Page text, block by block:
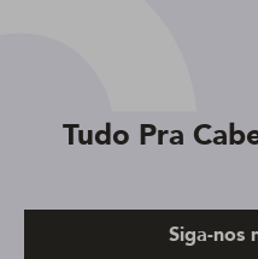
Tudo Pra
Siga-nos